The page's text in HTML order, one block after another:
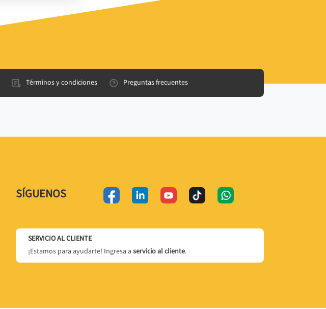
Términos y condiciones Preguntas frecuentes
SÍGUENOS
SERVICIO AL CLIENTE
¡Estamos para ayudarte! Ingresa a servicio al cliente.